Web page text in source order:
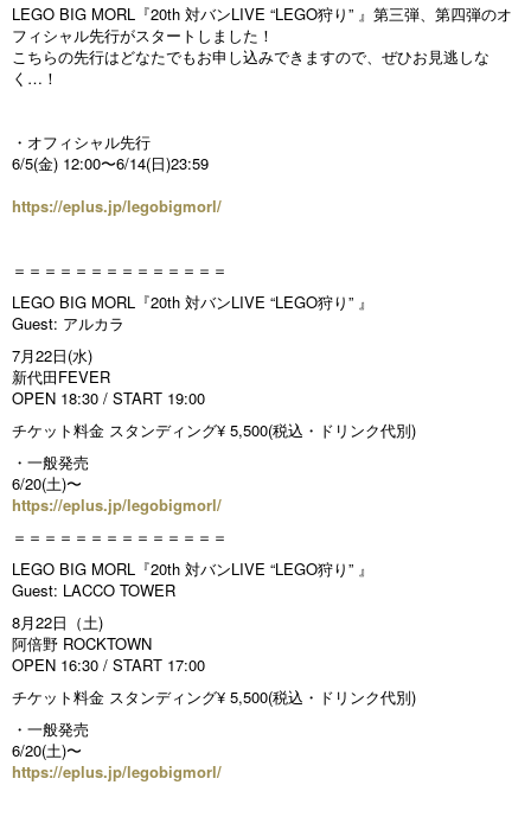
LEGO BIG MORL『20th 対バンLIVE “LEGO狩り” 』第三弾、第四弾のオ
フィシャル先行がスタートしました！
こちらの先行はどなたでもお申し込みできますので、ぜひお見逃しな
く…！
・オフィシャル先行
6/5(金) 12:00〜6/14(日)23:59
https://eplus.jp/legobigmorl/
＝＝＝＝＝＝＝＝＝＝＝＝＝＝
LEGO BIG MORL『20th 対バンLIVE “LEGO狩り” 』
Guest: アルカラ
7月22日(水)
新代田FEVER
OPEN 18:30 / START 19:00
チケット料金 スタンディング¥ 5,500(税込・ドリンク代別)
・一般発売
6/20(土)〜
https://eplus.jp/legobigmorl/
＝＝＝＝＝＝＝＝＝＝＝＝＝＝
LEGO BIG MORL『20th 対バンLIVE “LEGO狩り” 』
Guest: LACCO TOWER
8月22日（土)
阿倍野 ROCKTOWN
OPEN 16:30 / START 17:00
チケット料金 スタンディング¥ 5,500(税込・ドリンク代別)
・一般発売
6/20(土)〜
https://eplus.jp/legobigmorl/